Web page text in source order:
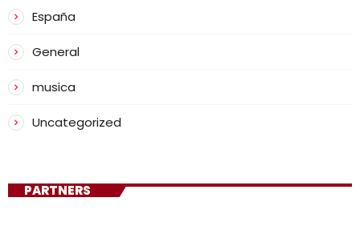
España
General
musica
Uncategorized
PARTNERS